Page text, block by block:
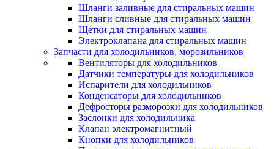
Шланги заливные для стиральных машин
Шланги сливные для стиральных машин
Щетки для стиральных машин
Электроклапана для стиральных машин
Запчасти для холодильников, морозильников
Вентиляторы для холодильников
Датчики температуры для холодильников
Испарители для холодильников
Конденсаторы для холодильников
Дефросторы разморозки для холодильников
Заслонки для холодильника
Клапан электромагнитный
Кнопки для холодильников